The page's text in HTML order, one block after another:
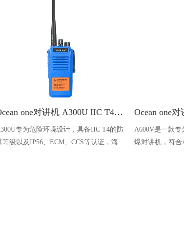
Ocean one对讲机 A300U IIC T4氢气防爆对讲机 船舶消防本质安全无线电
专为危险环境设计，具备IIC T4的防
等级以及IP56、ECM、CCS等认证，海上
A600V是一款
爆对讲机，符